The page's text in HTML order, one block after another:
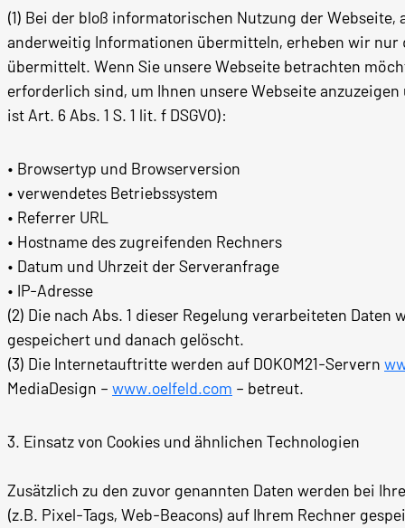
(1) Bei der bloß informatorischen Nutzung der
anderweitig Informationen übermitteln, erheben wir nur
übermittelt. Wenn Sie unsere Webseite betrachten
erforderlich sind, um Ihnen unsere Webseite
ist Art. 6 Abs. 1 S. 1 lit. f DSGVO):
• Browsertyp und Browserversion
• verwendetes Betriebssystem
• Referrer URL
• Hostname des zugreifenden Rechners
• Datum und Uhrzeit der Serveranfrage
• IP-Adresse
(2) Die nach Abs. 1 dieser Regelung verarbeiteten
gespeichert und danach gelöscht.
(3) Die Internetauftritte werden auf DOKOM21-Servern
MediaDesign – www.oelfeld.com – betreut.
3. Einsatz von Cookies und ähnlichen Technologien
Zusätzlich zu den zuvor genannten Daten werden bei
(z.B. Pixel-Tags, Web-Beacons) auf Ihrem Rechner